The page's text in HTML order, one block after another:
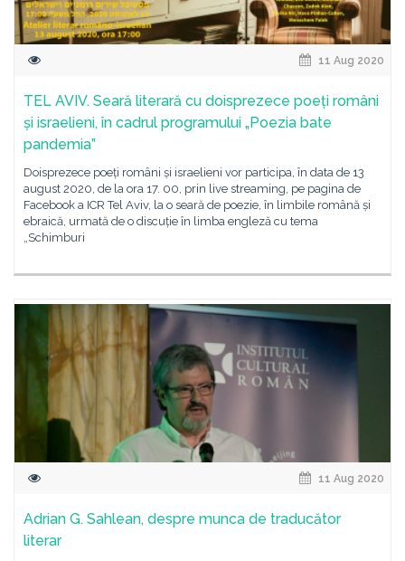
11 Aug 2020
TEL AVIV. Seară literară cu doisprezece poeți români
și israelieni, în cadrul programului „Poezia bate
pandemia”
Doisprezece poeți români și israelieni vor participa, în data de 13
august 2020, de la ora 17. 00, prin live streaming, pe pagina de
Facebook a ICR Tel Aviv, la o seară de poezie, în limbile română și
ebraică, urmată de o discuție în limba engleză cu tema
„Schimburi
11 Aug 2020
Adrian G. Sahlean, despre munca de traducător
literar